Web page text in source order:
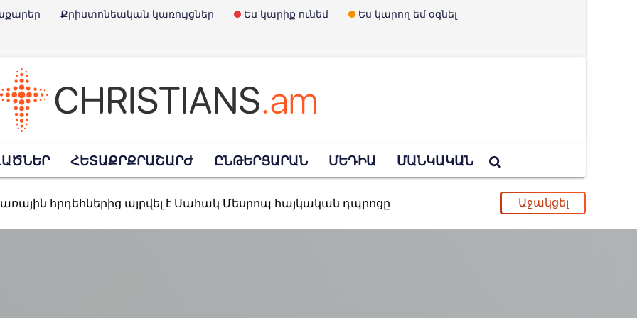
Քրիստոնեական կառույցներ Ես կարիք ունեմ Ես կարող եմ օգնել
ՀԵՏԱՔՐՔՐԱՇԱՐԺ ԸՆԹԵՐՑԱՐԱՆ ՄԵԴԻԱ ՄԱՆԿԱԿԱՆ
օրն է
տվեց նախագծին, որով արգելվում է «Child-Free» մնալու և երեխաներ չունենալու պրոպագանդան
է ռուսական ուղղափառ եկեղեցու հետ կապված Ուկրաինայի որոշումը